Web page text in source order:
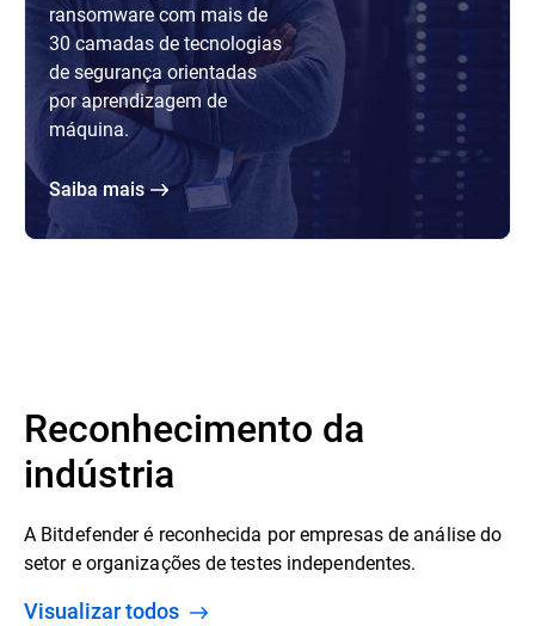
ransomware com mais de
30 camadas de tecnologias
de segurança orientadas
por aprendizagem de
máquina.
Saiba mais
Reconhecimento da
indústria
A Bitdefender é reconhecida por empresas de análise do
setor e organizações de testes independentes.
Visualizar todos